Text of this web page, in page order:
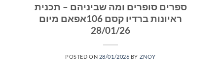
ספרים סופרים ומה שביניהם – תכנית
ראיונות ברדיו קסם 106אפאם מיום
28/01/26
POSTED ON 28/01/2026 BY ZNOY